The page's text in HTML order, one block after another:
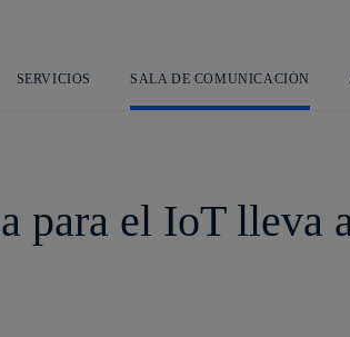
La
SERVICIOS SALA DE COMUNICACIÓN
para el IoT lleva